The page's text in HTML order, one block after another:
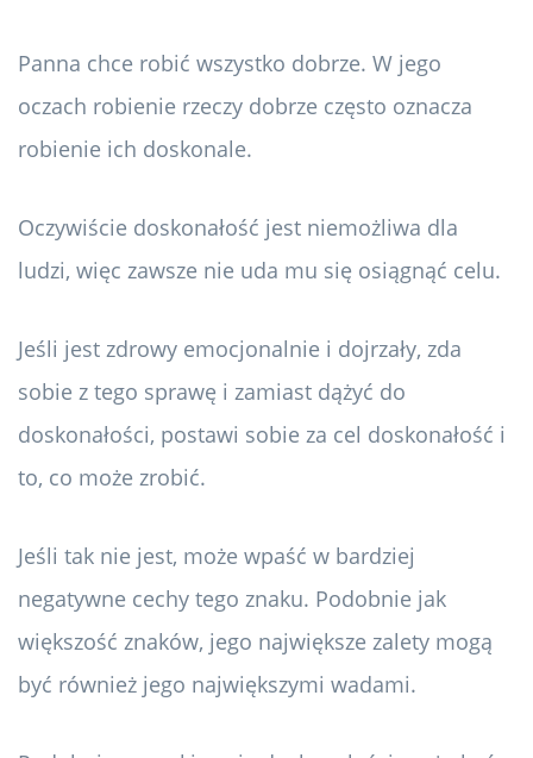
Panna chce robić wszystko dobrze. W jego
oczach robienie rzeczy dobrze często oznacza
robienie ich doskonale.
Oczywiście doskonałość jest niemożliwa dla
ludzi, więc zawsze nie uda mu się osiągnąć celu.
Jeśli jest zdrowy emocjonalnie i dojrzały, zda
sobie z tego sprawę i zamiast dążyć do
doskonałości, postawi sobie za cel doskonałość i
to, co może zrobić.
Jeśli tak nie jest, może wpaść w bardziej
negatywne cechy tego znaku. Podobnie jak
większość znaków, jego największe zalety mogą
być również jego największymi wadami.